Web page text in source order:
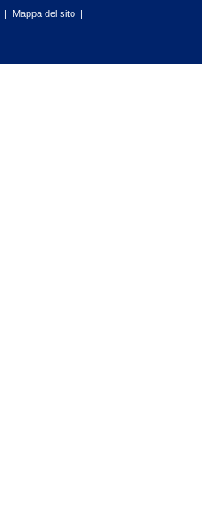
| Mappa del sito |